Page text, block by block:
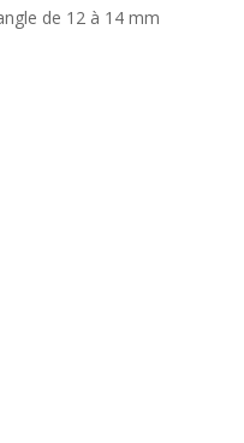
de 12 à 14 mm